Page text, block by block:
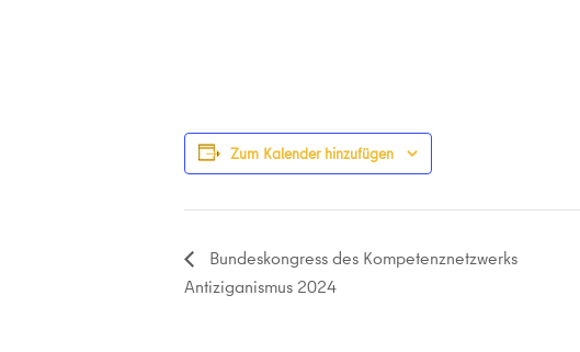
Zum Kalender hinzufügen
Bundeskongress des Kompetenznetzwerks
Antiziganismus 2024